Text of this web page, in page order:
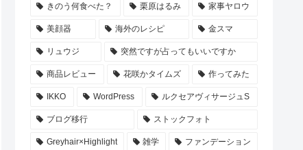
きのう何食べた？ 栗原はるみ 家事ヤロウ
美顔器 海外のレシピ 金スマ
リュウジ 突然ですが占ってもいいですか
商品レビュー 花咲かタイムズ 作ってみた
IKKO WordPress ルクセアヴィサージュS
ブログ移行 ストックフォト
Greyhair×Highlight 雑学 ファンデーション